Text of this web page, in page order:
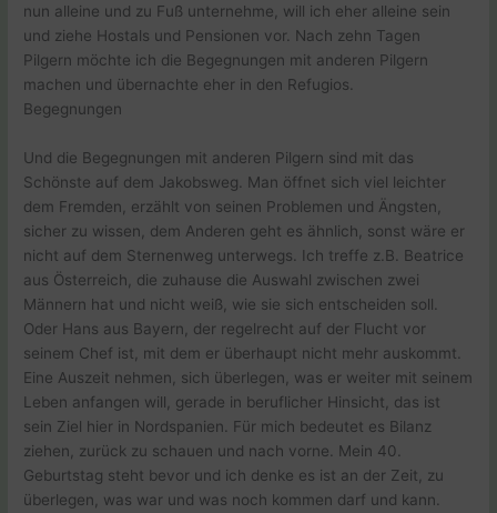
nun alleine und zu Fuß unternehme, will ich eher alleine sein
und ziehe Hostals und Pensionen vor. Nach zehn Tagen
Pilgern möchte ich die Begegnungen mit anderen Pilgern
machen und übernachte eher in den Refugios.
Begegnungen
Und die Begegnungen mit anderen Pilgern sind mit das
Schönste auf dem Jakobsweg. Man öffnet sich viel leichter
dem Fremden, erzählt von seinen Problemen und Ängsten,
sicher zu wissen, dem Anderen geht es ähnlich, sonst wäre er
nicht auf dem Sternenweg unterwegs. Ich treffe z.B. Beatrice
aus Österreich, die zuhause die Auswahl zwischen zwei
Männern hat und nicht weiß, wie sie sich entscheiden soll.
Oder Hans aus Bayern, der regelrecht auf der Flucht vor
seinem Chef ist, mit dem er überhaupt nicht mehr auskommt.
Eine Auszeit nehmen, sich überlegen, was er weiter mit seinem
Leben anfangen will, gerade in beruflicher Hinsicht, das ist
sein Ziel hier in Nordspanien. Für mich bedeutet es Bilanz
ziehen, zurück zu schauen und nach vorne. Mein 40.
Geburtstag steht bevor und ich denke es ist an der Zeit, zu
überlegen, was war und was noch kommen darf und kann.